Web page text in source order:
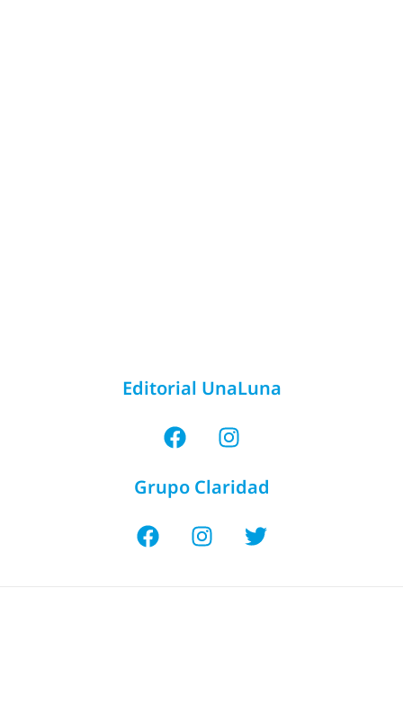
Editorial UnaLuna
Grupo Claridad